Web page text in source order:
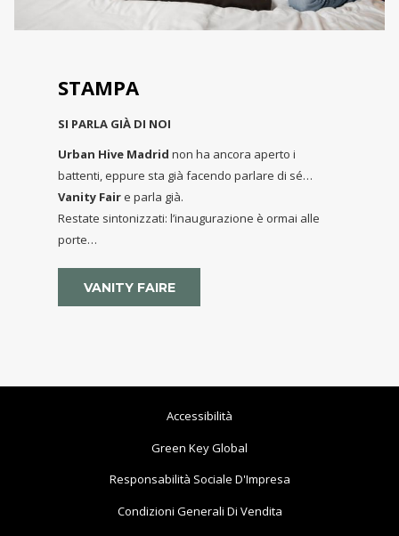
STAMPA
SI PARLA GIÀ DI NOI
Urban Hive Madrid non ha ancora aperto i
battenti, eppure sta già facendo parlare di sé…
Vanity Fair e parla già.
Restate sintonizzati: l’inaugurazione è ormai alle
porte…
VANITY FAIRESI
APRE
Accessibilità
Green Key Global
Una
Responsabilità Sociale D'Impresa
Condizioni Generali Di VenditaSi